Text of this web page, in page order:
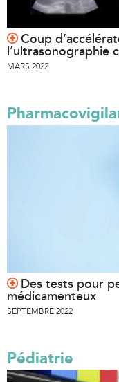
Coup
l’ultrasonographie
MARS 2022
Des tests pour
médicamenteux
SEPTEMBRE 2022
Pédiatrie